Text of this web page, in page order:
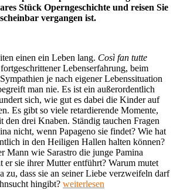
Stück Operngeschichte und reisen Sie
vergangen ist.
einen ein Leben lang. Così fan tutte
Lebenserfahrung, beim
je nach eigener Lebenssituation
man nie. Es ist ein außerordentlich
sich, wie gut es dabei die Kinder auf
Es gibt so viele retardierende Momente,
den drei Knaben. Ständig tauchen Fragen
nicht, wenn Papageno sie findet? Wie hat
in den Heiligen Hallen halten können?
Mann wie Sarastro die junge Pamina
er sie ihrer Mutter entführt? Warum mutet
zu, dass sie an seiner Liebe verzweifeln darf
hingibt? „Meine
weiterlesen